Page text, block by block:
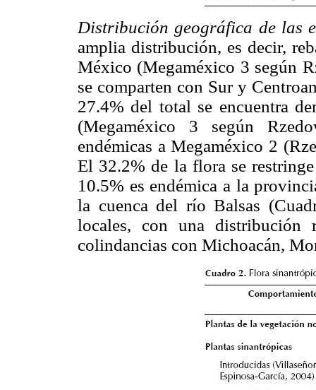
Distribución geográfica de las
amplia distribución, es decir,
México (Megaméxico 3 según
se comparten con Sur y
27.4% del total se encuentra
(Megaméxico 3 según
endémicas a Megaméxico 2
El 32.2% de la flora se
10.5% es endémica a la
la cuenca del río Balsas
locales, con una
colindancias con Michoacán,